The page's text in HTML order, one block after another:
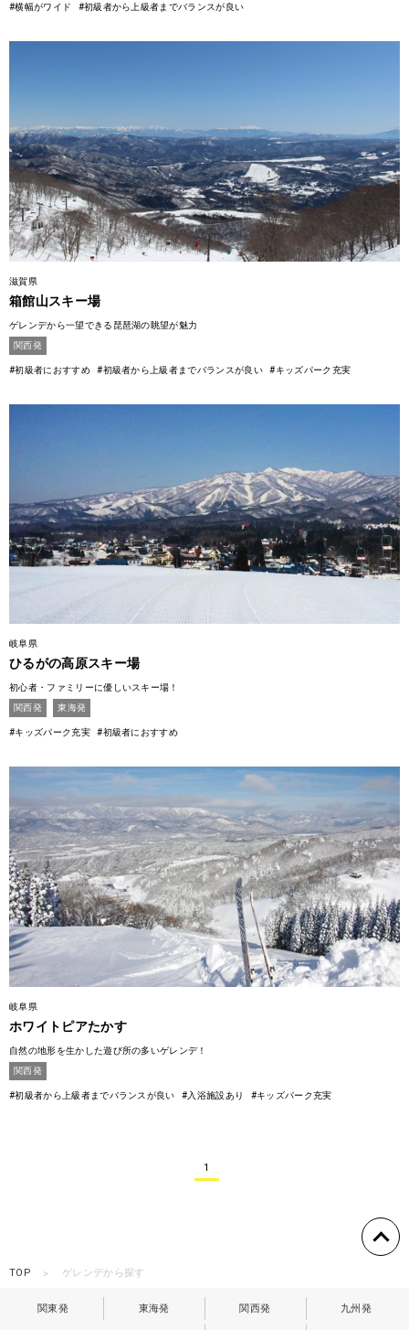
#横幅がワイド #初級者から上級者までバランスが良い
滋賀県
箱館山スキー場
ゲレンデから一望できる琵琶湖の眺望が魅力
関西発
#初級者におすすめ #初級者から上級者までバランスが良い #キッズパーク充実
岐阜県
ひるがの高原スキー場
初心者・ファミリーに優しいスキー場！
関西発
東海発
#キッズパーク充実 #初級者におすすめ
岐阜県
ホワイトピアたかす
自然の地形を生かした遊び所の多いゲレンデ！
関西発
#初級者から上級者までバランスが良い #入浴施設あり #キッズパーク充実
1
TOP ゲレンデから探す
関東発 東海発 関西発 九州発